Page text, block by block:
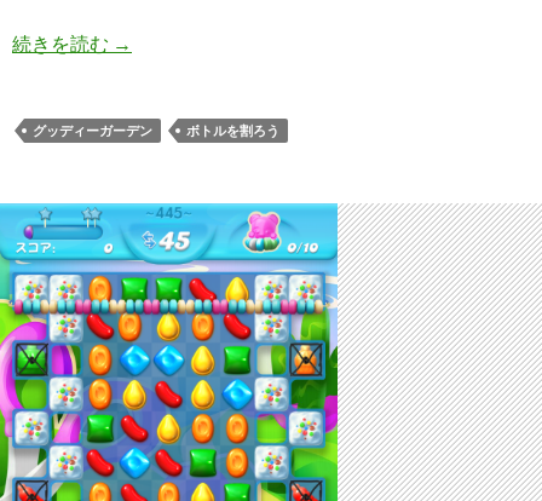
続きを読む キャンディークラッシュソーダ レベル446 攻略
→
グッディーガーデン ボトルを割ろう